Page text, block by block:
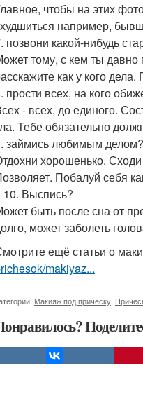
чтобы на этих
например,
позвони какой-нибудь
тому, с кем ты давно
как у кого
прости всех, на кого
- всех, до единого.
Тебе обязательно
займись любимым делом?
хорошенько.
Побалуй себя
10. Выспись?
быть после сна от
может заболеть
ещё статьи о
makiyaz...
Макияж под прическу